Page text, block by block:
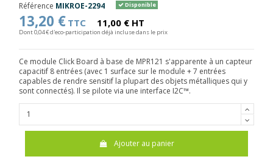
Référence MIKROE-2294 Disponible
13,20 € TTC 11,00 € HT
Dont 0,04 € d'eco-participation déjà incluse dans le prix
Ce module Click Board à base de MPR121 s'apparente à un capteur
capacitif 8 entrées (avec 1 surface sur le module + 7 entrées
capables de rendre sensitif la plupart des objets métalliques qui y
sont connectés). Il se pilote via une interface I2C™.
Ajouter au panier